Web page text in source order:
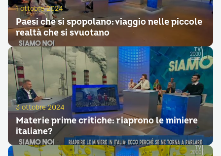
1 ottobre 2024
Paesi che si spopolano: viaggio nelle piccole
realtà che si svuotano
3 ottobre 2024
Materie prime critiche: riaprono le miniere
italiane?